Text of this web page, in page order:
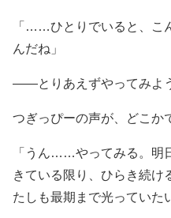
「……ひとりでいると、こ
んだね」
――とりあえずやってみよ
つぎっぴーの声が、どこか
「うん……やってみる。明
きている限り、ひらき続け
たしも最期まで光っていた